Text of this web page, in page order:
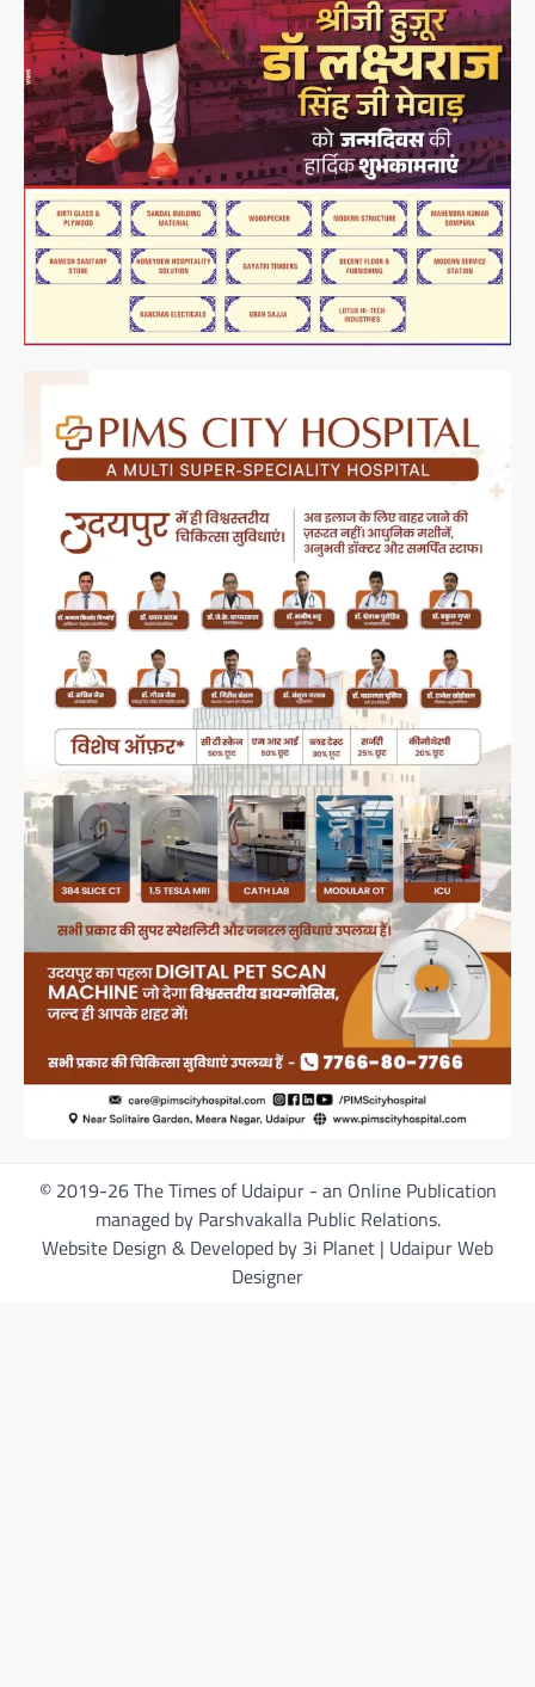
© 2019-26 The Times of Udaipur - an Online Publication
managed by Parshvakalla Public Relations.
Website Design & Developed by 3i Planet | Udaipur Web
Designer